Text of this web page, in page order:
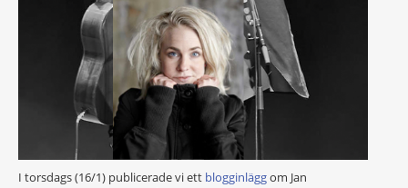
I torsdags (16/1) publicerade vi ett blogginläggom Jan